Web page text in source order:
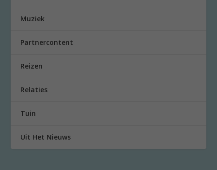
Muziek
Partnercontent
Reizen
Relaties
Tuin
Uit Het Nieuws